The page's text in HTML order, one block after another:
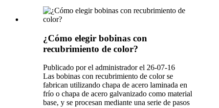
¿Cómo elegir bobinas con
recubrimiento de color?
Publicado por el administrador el 26-07-16
Las bobinas con recubrimiento de color se
fabrican utilizando chapa de acero laminada en
frío o chapa de acero galvanizado como material
base, y se procesan mediante una serie de pasos